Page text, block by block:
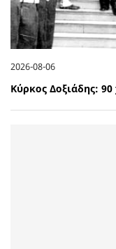
2026-08-06
Κύρκος Δοξιάδης: